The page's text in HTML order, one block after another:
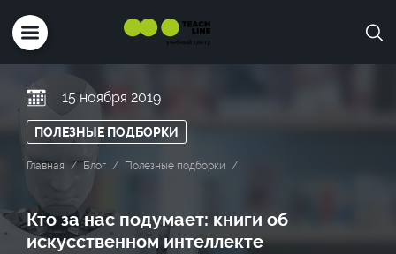
15 ноября 2019
ПОЛЕЗНЫЕ ПОДБОРКИ
Главная Блог Полезные подборки
Кто за нас подумает: книги об
искусственном интеллекте